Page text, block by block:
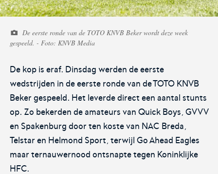
Voetbal.nl
Hét platform voor
amateurvoetballend
Eurojackpot KNVB
Beker
Voor het laatste nieuws,
Eurojackpot Vrouwen
Eredivisie
KNVB Expertise
De eerste ronde van de TOTO KNVB Beker wordt deze week
gespeeld. - Foto: KNVB Media
De kop is eraf. Dinsdag werden de eerste
wedstrijden in de eerste ronde van de TOTO KNVB
Beker gespeeld. Het leverde direct een aantal stunts
op. Zo bekerden de amateurs van Quick Boys, GVVV
en Spakenburg door ten koste van NAC Breda,
Telstar en Helmond Sport, terwijl Go Ahead Eagles
maar ternauwernood ontsnapte tegen Koninklijke
HFC.